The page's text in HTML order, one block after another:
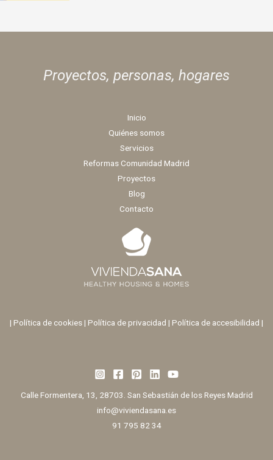
Proyectos, personas, hogares
Inicio
Quiénes somos
Servicios
Reformas Comunidad Madrid
Proyectos
Blog
Contacto
| Política de cookies| Política de privacidad | Política de accesibilidad |
Calle Formentera, 13, 28703. San Sebastián de los Reyes Madrid
info@viviendasana.es
91 795 82 34